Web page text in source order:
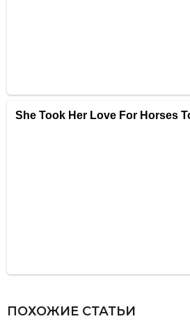
ПОХОЖИЕ СТАТЬИ